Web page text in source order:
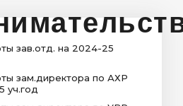
зав.отд. на 2024-25
зам.директора по АХР
уч.год